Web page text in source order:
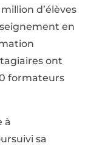
d’élèves
en
ont
formateurs
à
sa